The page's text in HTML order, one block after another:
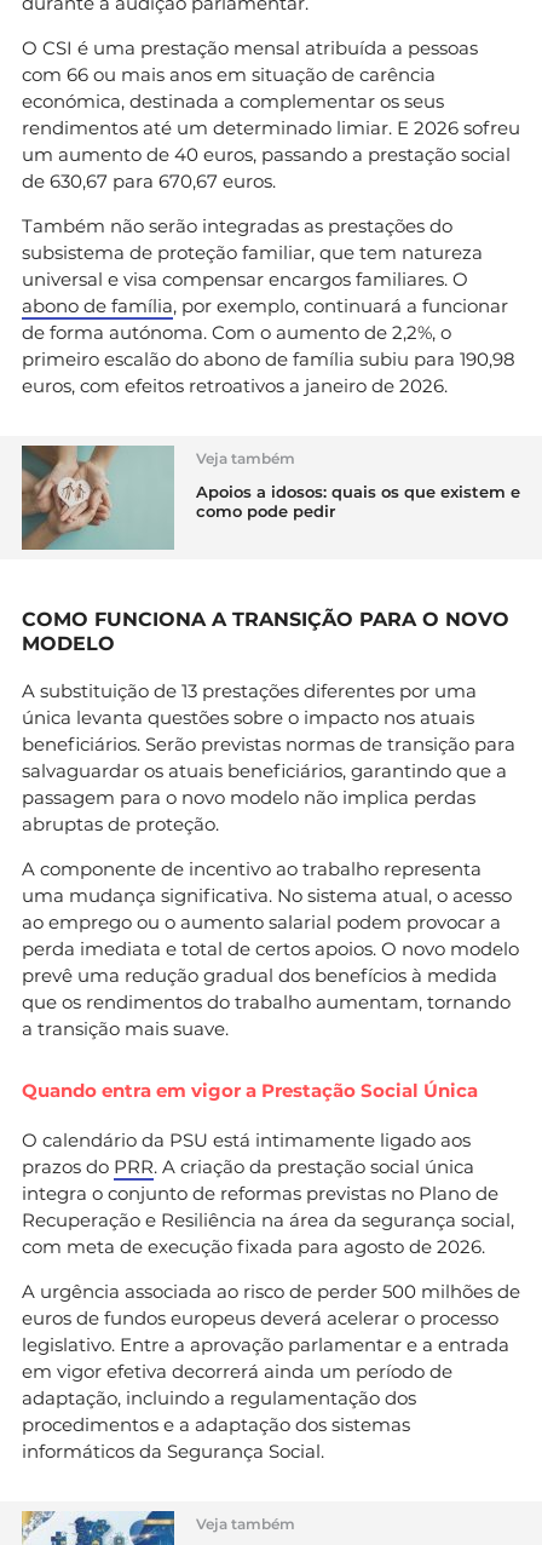
O CSI é uma prestação mensal atribuída a pessoas
com 66 ou mais anos em situação de carência
económica, destinada a complementar os seus
rendimentos até um determinado limiar. E 2026 sofreu
um aumento de 40 euros, passando a prestação social
de 630,67 para 670,67 euros.
Também não serão integradas as prestações do
subsistema de proteção familiar, que tem natureza
universal e visa compensar encargos familiares. O
abono de família, por exemplo, continuará a funcionar
de forma autónoma. Com o aumento de 2,2%, o
primeiro escalão do abono de família subiu para 190,98
euros, com efeitos retroativos a janeiro de 2026.
Veja também
Apoios a idosos: quais os que existem e
como pode pedir
COMO FUNCIONA A TRANSIÇÃO PARA O NOVO
MODELO
A substituição de 13 prestações diferentes por uma
única levanta questões sobre o impacto nos atuais
beneficiários. Serão previstas normas de transição para
salvaguardar os atuais beneficiários, garantindo que a
passagem para o novo modelo não implica perdas
abruptas de proteção.
A componente de incentivo ao trabalho representa
uma mudança significativa. No sistema atual, o acesso
ao emprego ou o aumento salarial podem provocar a
perda imediata e total de certos apoios. O novo modelo
prevê uma redução gradual dos benefícios à medida
que os rendimentos do trabalho aumentam, tornando
a transição mais suave.
Quando entra em vigor a Prestação Social Única
O calendário da PSU está intimamente ligado aos
prazos do PRR. A criação da prestação social única
integra o conjunto de reformas previstas no Plano de
Recuperação e Resiliência na área da segurança social,
com meta de execução fixada para agosto de 2026.
A urgência associada ao risco de perder 500 milhões de
euros de fundos europeus deverá acelerar o processo
legislativo. Entre a aprovação parlamentar e a entrada
em vigor efetiva decorrerá ainda um período de
adaptação, incluindo a regulamentação dos
procedimentos e a adaptação dos sistemas
informáticos da Segurança Social.
Veja também